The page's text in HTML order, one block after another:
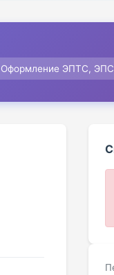
Оформление ЭПТС,